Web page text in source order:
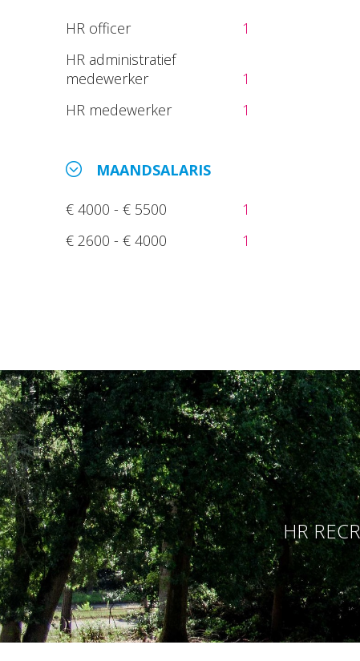
HR officer
1
HR administratief
medewerker
1
HR medewerker
1
MAANDSALARIS
€ 4000 - € 5500
1
€ 2600 - € 4000
1
HR